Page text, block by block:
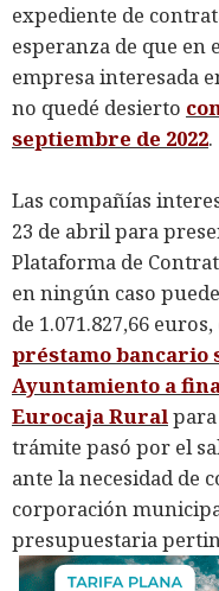
expediente de
esperanza de que en
empresa interesada
no quedé desierto
septiembre de 2022.
Las compañías
23 de abril para
Plataforma de
en ningún caso
de 1.071.827,66
préstamo bancario
Ayuntamiento a
Eurocaja Rural
trámite pasó por el
ante la necesidad de
corporación
presupuestaria